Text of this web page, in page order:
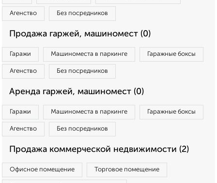
Агенство Без посредников
Продажа гаржей, машиномест (0)
Гаражи Машиноместа в паркинге Гаражные боксы
Агенство Без посредников
Аренда гаржей, машиномест (0)
Гаражи Машиноместа в паркинге Гаражные боксы
Агенство Без посредников
Продажа коммерческой недвижимости (2)
Офисное помещение Торговое помещение